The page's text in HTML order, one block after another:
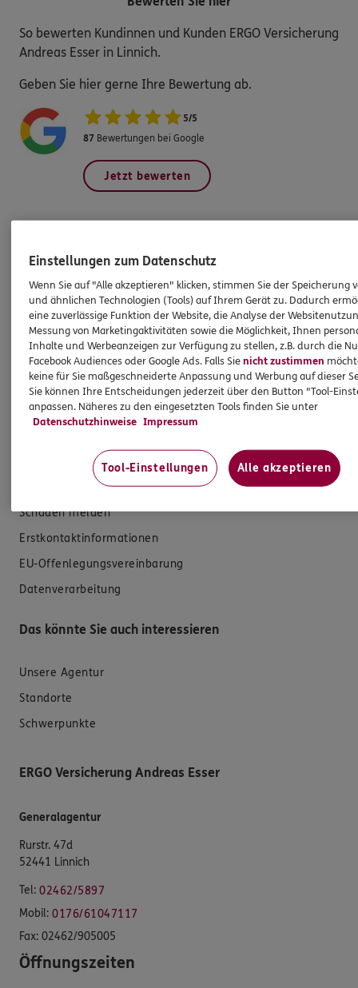
So bewerten Kundinnen und Kunden ERGO Versicherung
Andreas Esser in Linnich.
Geben Sie hier gerne Ihre Bewertung ab.
5/5
87 Bewertungen bei Google
Jetzt bewerten
Produkte
Zahnversicherungen
Kfz-Versicherung
Krankenversicherung
Versicherungen für den privaten Bedarf
Versicherungen für Geschäftskunden
E-Mail schreiben
Schaden melden
Erstkontaktinformationen
EU-Offenlegungsvereinbarung
Datenverarbeitung
Das könnte Sie auch interessieren
Unsere Agentur
Standorte
Schwerpunkte
ERGO Versicherung Andreas Esser
Generalagentur
Rurstr. 47d
52441 Linnich
Tel: 02462/5897
Mobil: 0176/61047117
Fax: 02462/905005
Öffnungszeiten
Einstellungen zum Datenschutz
Wenn Sie auf "Alle akzeptieren" klicken, stimmen Sie der Speicherung
und ähnlichen Technologien (Tools) auf Ihrem Gerät zu. Dadurch
eine zuverlässige Funktion der Website, die Analyse der
Messung von Marketingaktivitäten sowie die Möglichkeit, Ihnen
Inhalte und Werbeanzeigen zur Verfügung zu stellen, z.B. durch die
Facebook Audiences oder Google Ads. Falls Sienicht zustimmen
keine für Sie maßgeschneiderte Anpassung und Werbung auf dieser
Sie können Ihre Entscheidungen jederzeit über den Button "Tool-
anpassen. Näheres zu den eingesetzten Tools finden Sie unter
Datenschutzhinweise Impressum
Tool-Einstellungen Alle akzeptieren